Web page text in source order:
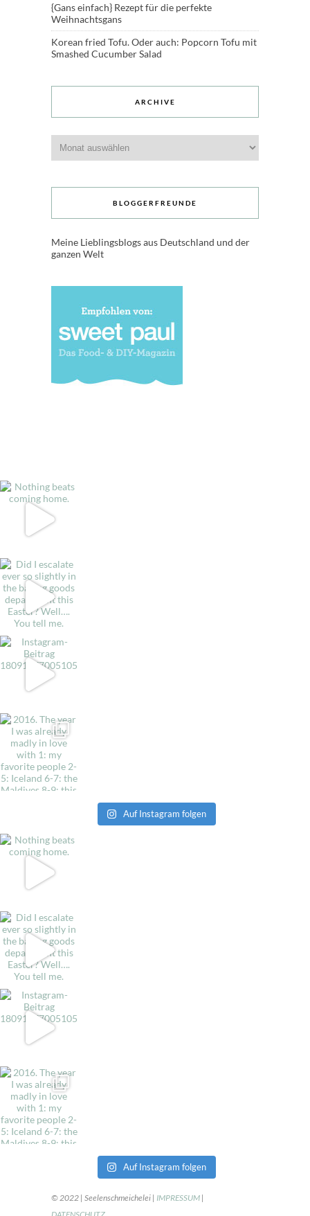
{Gans einfach} Rezept für die perfekte
Weihnachtsgans
Korean fried Tofu. Oder auch: Popcorn Tofu mit
Smashed Cucumber Salad
ARCHIVE
BLOGGERFREUNDE
Meine Lieblingsblogs aus Deutschland und der
ganzen Welt
Auf Instagram folgen
Auf Instagram folgen
© 2022 | Seelenschmeichelei | IMPRESSUM |